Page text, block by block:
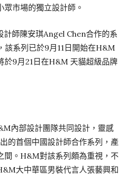
眾市場的獨立設計師。
計師陳安琪Angel Chen合作的系
，該系列已於9月11日開始在H&M
於9月21日在H&M 天貓超級品牌
內部設計團隊共同設計，靈感
的首個中國設計師合作系列，產
間。H&M對該系列頗為重視，不
大中華區男裝代言人張藝興和